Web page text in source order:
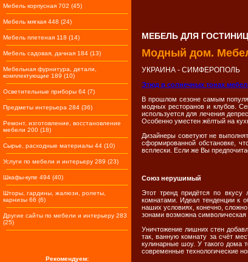
Мебель корпусная 702 (45)
Мебель мягкая 448 (24)
Мебель плетеная 118 (14)
Мебель садовая, дачная 184 (13)
Мебельная фурнитура, детали,
комплектующие 189 (10)
Осветительные приборы 64 (7)
Предметы интерьера 284 (36)
Ремонт, изготовление, восстановление
мебели 200 (18)
Сырье, расходные материалы 44 (10)
Услуги по мебели и интерьеру 289 (23)
Шкафы-купе 494 (40)
Шторы, гардины, жалюзи, ролеты,
карнизы 66 (6)
Другие сайты по мебели и интерьеру 283
(25)
Рекомендуем:
МЕБЕЛЬ ДЛЯ ГОСТИНИЦ
Модный дом.
УКРАИНА - СИМФЕРОПОЛЬ
Этюд в солнечных тонах
В прошлом сезоне самым
модных ресторанов и клубов.
используется для лечения
Особенно уместен жёлтый на
Дизайнеры советуют не
сформированной обстановке,
всплески. Если же Вы
Союз нерушимый
Этот тренд придётся по
комнатами. Идеал тенденции к
наших условиях, конечно,
зонами возможна символическая
Уничтожение лишних стен
так, ванную комнату за счёт
кулинарные шоу. У такого дома
современные технологические